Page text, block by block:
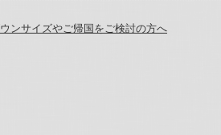
ンサイズやご帰国をご検討の方へ